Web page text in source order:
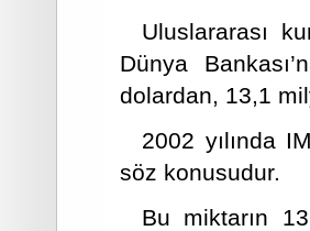
Uluslararası
Dünya
dolardan, 13,1
2002 yılında
söz konusudur.
Bu miktarın